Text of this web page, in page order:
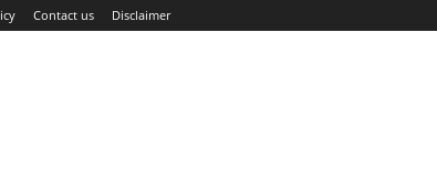
Contact us Disclaimer